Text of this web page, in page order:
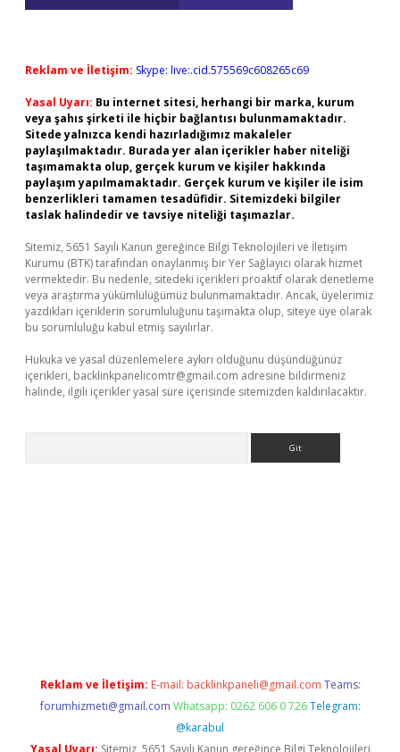
Reklam ve İletişim: Skype: live:.cid.575569c608265c69
Yasal Uyarı: Bu internet sitesi, herhangi bir marka, kurum
veya şahıs şirketi ile hiçbir bağlantısı bulunmamaktadır.
Sitede yalnızca kendi hazırladığımız makaleler
paylaşılmaktadır. Burada yer alan içerikler haber niteliği
taşımamakta olup, gerçek kurum ve kişiler hakkında
paylaşım yapılmamaktadır. Gerçek kurum ve kişiler ile isim
benzerlikleri tamamen tesadüfidir. Sitemizdeki bilgiler
taslak halindedir ve tavsiye niteliği taşımazlar.
Sitemiz, 5651 Sayılı Kanun gereğince Bilgi Teknolojileri ve İletişim
Kurumu (BTK) tarafından onaylanmış bir Yer Sağlayıcı olarak hizmet
vermektedir. Bu nedenle, sitedeki içerikleri proaktif olarak denetleme
veya araştırma yükümlülüğümüz bulunmamaktadır. Ancak, üyelerimiz
yazdıkları içeriklerin sorumluluğunu taşımakta olup, siteye üye olarak
bu sorumluluğu kabul etmiş sayılırlar.
Hukuka ve yasal düzenlemelere aykırı olduğunu düşündüğünüz
içerikleri, backlinkpanelicomtr@gmail.com adresine bildirmeniz
halinde, ilgili içerikler yasal süre içerisinde sitemizden kaldırılacaktır.
Reklam ve İletişim: E-mail: backlinkpaneli@gmail.com Teams:
forumhizmeti@gmail.com Whatsapp: 0262 606 0 726 Telegram:
@karabul
Yasal Uyarı: Sitemiz, 5651 Sayılı Kanun gereğince Bilgi Teknolojileri